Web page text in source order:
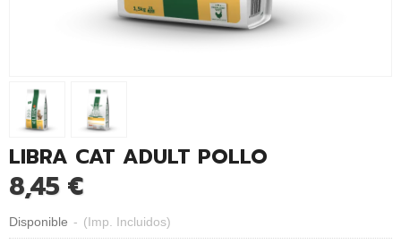
LIBRA CAT ADULT POLLO
8,45 €
Disponible - (Imp. Incluidos)